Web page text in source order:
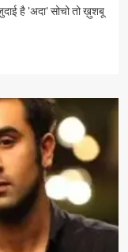
है 'अदा' सोचो तो ख़ुशबू